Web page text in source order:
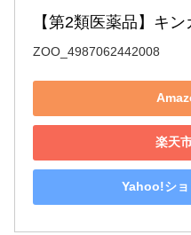
【第2類医薬品】キ
ZOO_4987062442008
楽天
Yahoo!ショ